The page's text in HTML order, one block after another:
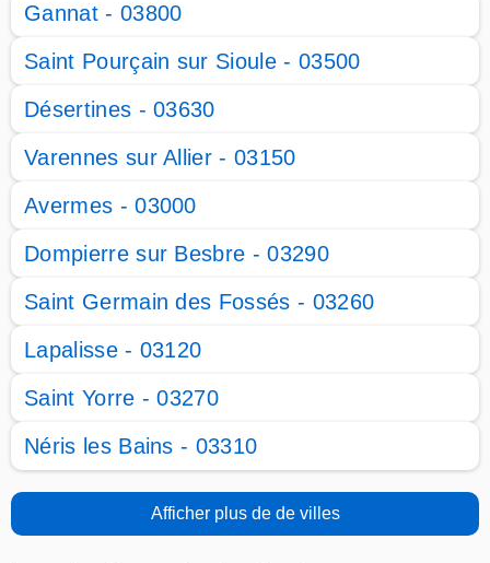
Gannat - 03800
Saint Pourçain sur Sioule - 03500
Désertines - 03630
Varennes sur Allier - 03150
Avermes - 03000
Dompierre sur Besbre - 03290
Saint Germain des Fossés - 03260
Lapalisse - 03120
Saint Yorre - 03270
Néris les Bains - 03310
Afficher plus de de villes